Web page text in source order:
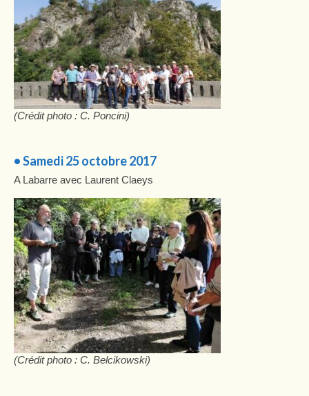
(Crédit photo : C. Poncini)
• Samedi 25 octobre 2017
A Labarre avec Laurent Claeys
(Crédit photo : C. Belcikowski)